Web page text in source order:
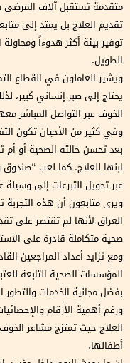
متقدمة تستقبل آلاف المرضى
تقديم العلاج بل يمتد إلى
توفير بيئة أكثر هدوءاً
الطويل.
ويشير العاملون في القطاع
يحتاج إلى صبر إنساني كبير،
الخوف عبر التواصل المباشر
وفي كثير من الأحيان تكون
بعد تحسن حالته الصحية أو أم
ابنها للعلاج. كما لعب
عبر تحويل التبرعات إلى وسيلة
ويرى متابعون أن هذه التجربة
العراق لأنها لم تقتصر على
صحية متكاملة قادرة على
ومع تزايد أعداد المراجعين
المؤسسات الصحية التابعة
بفضل مجانية الخدمات
ورغم أهمية الأرقام
العلاج حيث تمتزج مشاعر
أطفالها.